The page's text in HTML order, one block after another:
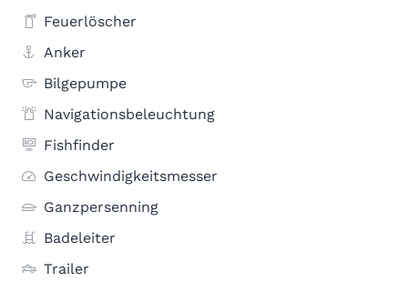
Feuerlöscher
Anker
Bilgepumpe
Navigationsbeleuchtung
Fishfinder
Geschwindigkeitsmesser
Ganzpersenning
Badeleiter
Trailer